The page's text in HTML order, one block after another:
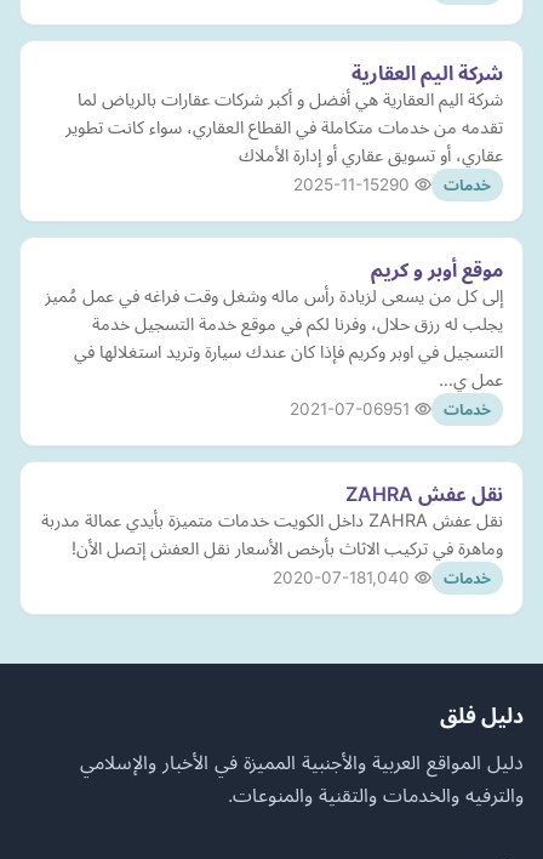
شركة اليم العقارية
شركة اليم العقارية هي أفضل و أكبر شركات عقارات بالرياض لما
تقدمه من خدمات متكاملة في القطاع العقاري، سواء كانت تطوير
عقاري، أو تسويق عقاري أو إدارة الأملاك
خدمات 2025-11-15
موقع أوبر و كريم
إلى كل من يسعى لزيادة رأس ماله وشغل وقت فراغه في عمل مُميز
يجلب له رزق حلال، وفرنا لكم في موقع خدمة التسجيل خدمة
التسجيل في اوبر وكريم فإذا كان عندك سيارة وتريد استغلالها في
عمل ي…
خدمات 2021-07-06
نقل عفش ZAHRA
نقل عفش ZAHRA داخل الكويت خدمات متميزة بأيدي عمالة مدربة
وماهرة في تركيب الاثاث بأرخص الأسعار نقل العفش إتصل الأن!
خدمات 2020-07-18
دليل فلق
دليل المواقع العربية والأجنبية المميزة في الأخبار والإسلامي
والترفيه والخدمات والتقنية والمنوعات.